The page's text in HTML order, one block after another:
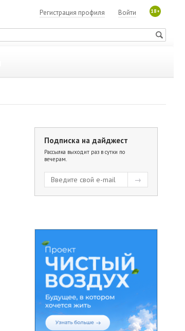
18+
Войти
Регистрация профиля
Подписка на дайджест
Рассылка выходит раз в сутки по
вечерам.